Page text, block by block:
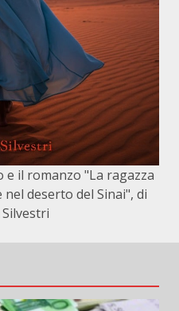
il romanzo "La ragazza
deserto del Sinai", di